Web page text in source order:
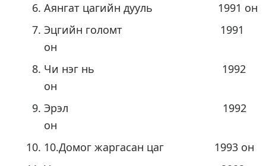
Аянгат цагийн дууль 1991 он
Эцгийн голомт 1991
он
Чи нэг нь 1992
он
Эрэл 1992
он
10.Домог жаргасан цаг 1993 он